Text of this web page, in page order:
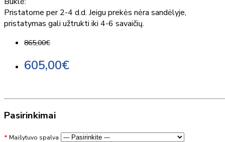
Pristatome per 2-4 d.d. Jeigu prekės nėra sandėlyje,
pristatymas gali užtrukti iki 4-6 savaičių.
865,00€
605,00€
Pasirinkimai
Maišytuvo spalva